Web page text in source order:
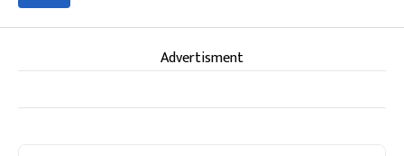
Advertisment